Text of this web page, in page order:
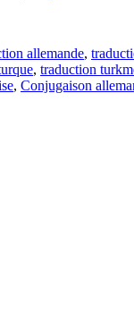
allemande,
, traduction
, Conjugaison